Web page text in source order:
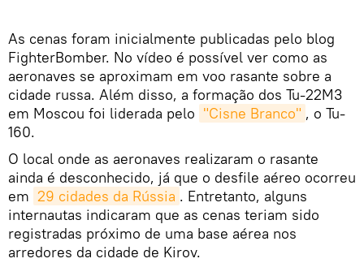
As cenas foram inicialmente publicadas pelo blog
FighterBomber. No vídeo é possível ver como as
aeronaves se aproximam em voo rasante sobre a
cidade russa. Além disso, a formação dos Tu-22M3
em Moscou foi liderada pelo "Cisne Branco" , o Tu-
160.
O local onde as aeronaves realizaram o rasante
ainda é desconhecido, já que o desfile aéreo ocorreu
em 29 cidades da Rússia . Entretanto, alguns
internautas indicaram que as cenas teriam sido
registradas próximo de uma base aérea nos
arredores da cidade de Kirov.